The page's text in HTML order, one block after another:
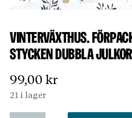
Vinterväxthus.
stycken dubbla
99,00 kr
21 i lager